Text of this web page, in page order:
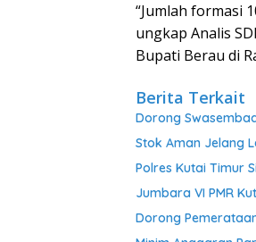
“Jumlah formasi
ungkap Analis
Bupati Berau di
Berita Terkait
Dorong
Stok Aman Jelang
Polres Kutai Timur
Jumbara VI PMR
Dorong